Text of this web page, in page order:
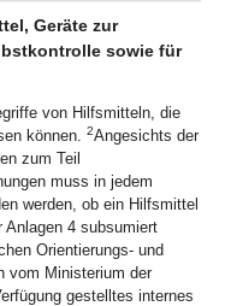
Geräte zur
sowie für
von Hilfsmitteln, die
können. 2Angesichts der
zum Teil
muss in jedem
werden, ob ein Hilfsmittel
Anlagen 4 subsumiert
Orientierungs- und
vom Ministerium der
gestelltes internes